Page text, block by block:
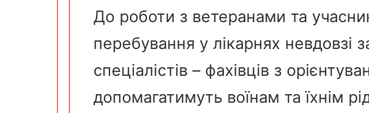
До роботи з ветеранами та
перебування у лікарнях невдовзі
спеціалістів – фахівців з
допомагатимуть воїнам та їхнім